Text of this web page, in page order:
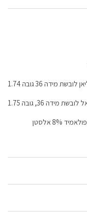
לובשת מידה 36 גובה 1.74
מידה 36, גובה 1.75